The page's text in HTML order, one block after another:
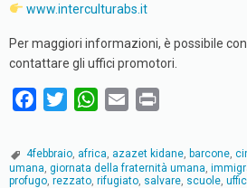
www.interculturabs.it
Per maggiori informazioni, è possibile
contattare gli uffici promotori.
c
e
t
W
t
i
i
n
4febbraio africa azazet kidane barcone
umana giornata della fraternità umana
profugo rezzato rifugiato salvare scuole